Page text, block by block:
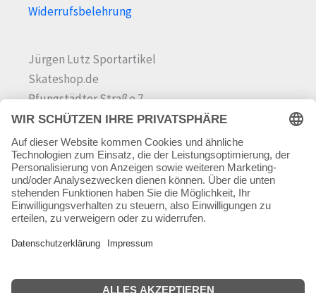
Widerrufsbelehrung
Jürgen Lutz Sportartikel
Skateshop.de
Pfungstädter Straße 7
64342 Seeheim-Jugenheim
Tel.06257 868181
Mail:info@skateshop.de
Warenkorb
Mein Konto